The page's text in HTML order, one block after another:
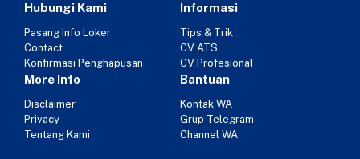
Hubungi Kami
Pasang Info Loker
Contact
Konfirmasi Penghapusan
Informasi
Tips & Trik
CV ATS
CV Profesional
More Info
Disclaimer
Privacy
Tentang Kami
Bantuan
Kontak WA
Grup Telegram
Channel WA